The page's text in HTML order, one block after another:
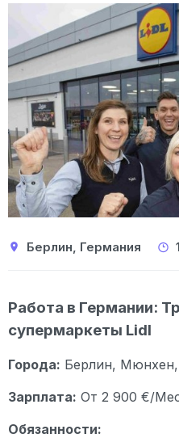
Берлин, Германия
Работа в Германии:
супермаркеты Lidl
Города: Берлин,
Зарплата: От 2 900 €/
Обязанности: